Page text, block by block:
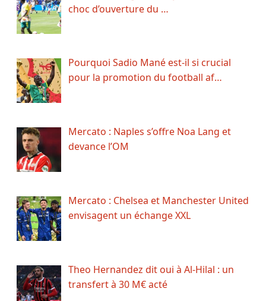
choc d’ouverture du …
Pourquoi Sadio Mané est-il si crucial
pour la promotion du football af…
Mercato : Naples s’offre Noa Lang et
devance l’OM
Mercato : Chelsea et Manchester United
envisagent un échange XXL
Theo Hernandez dit oui à Al-Hilal : un
transfert à 30 M€ acté